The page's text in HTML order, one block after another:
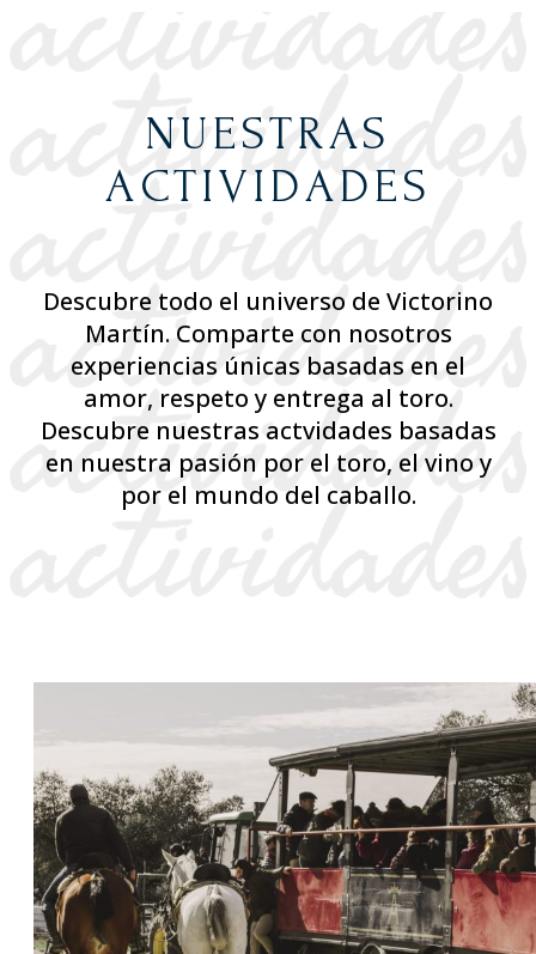
NUESTRAS
ACTIVIDADES
Descubre todo el universo de Victorino
Martín. Comparte con nosotros
experiencias únicas basadas en el
amor, respeto y entrega al toro.
Descubre nuestras actvidades basadas
en nuestra pasión por el toro, el vino y
por el mundo del caballo.